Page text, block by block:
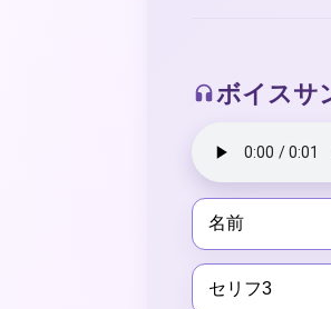
ボイスサ
名前
セリフ3